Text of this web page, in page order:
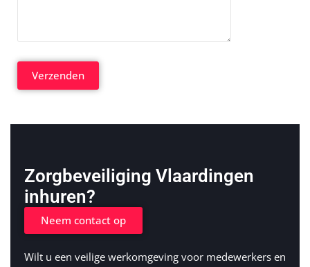
Zorgbeveiliging Vlaardingen
inhuren?
Neem contact op
Wilt u een veilige werkomgeving voor medewerkers en